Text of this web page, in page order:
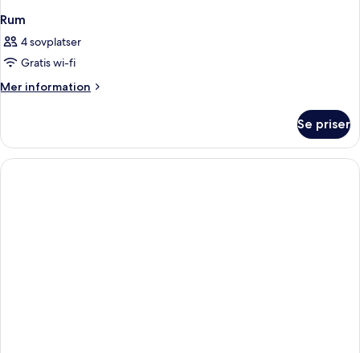
Rum
4 sovplatser
Gratis wi-fi
Mer information
Mer
Se priser